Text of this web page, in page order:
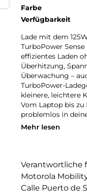
Farbe
Verfügbarkeit
Lade mit dem
TurboPower
effizientes Laden
Überhitzung,
Überwachung –
TurboPower-
kleinere, leichtere
Vom Laptop bis zu
problemlos in
Mehr lesen
Verantwortliche
Motorola
Calle Puerto de